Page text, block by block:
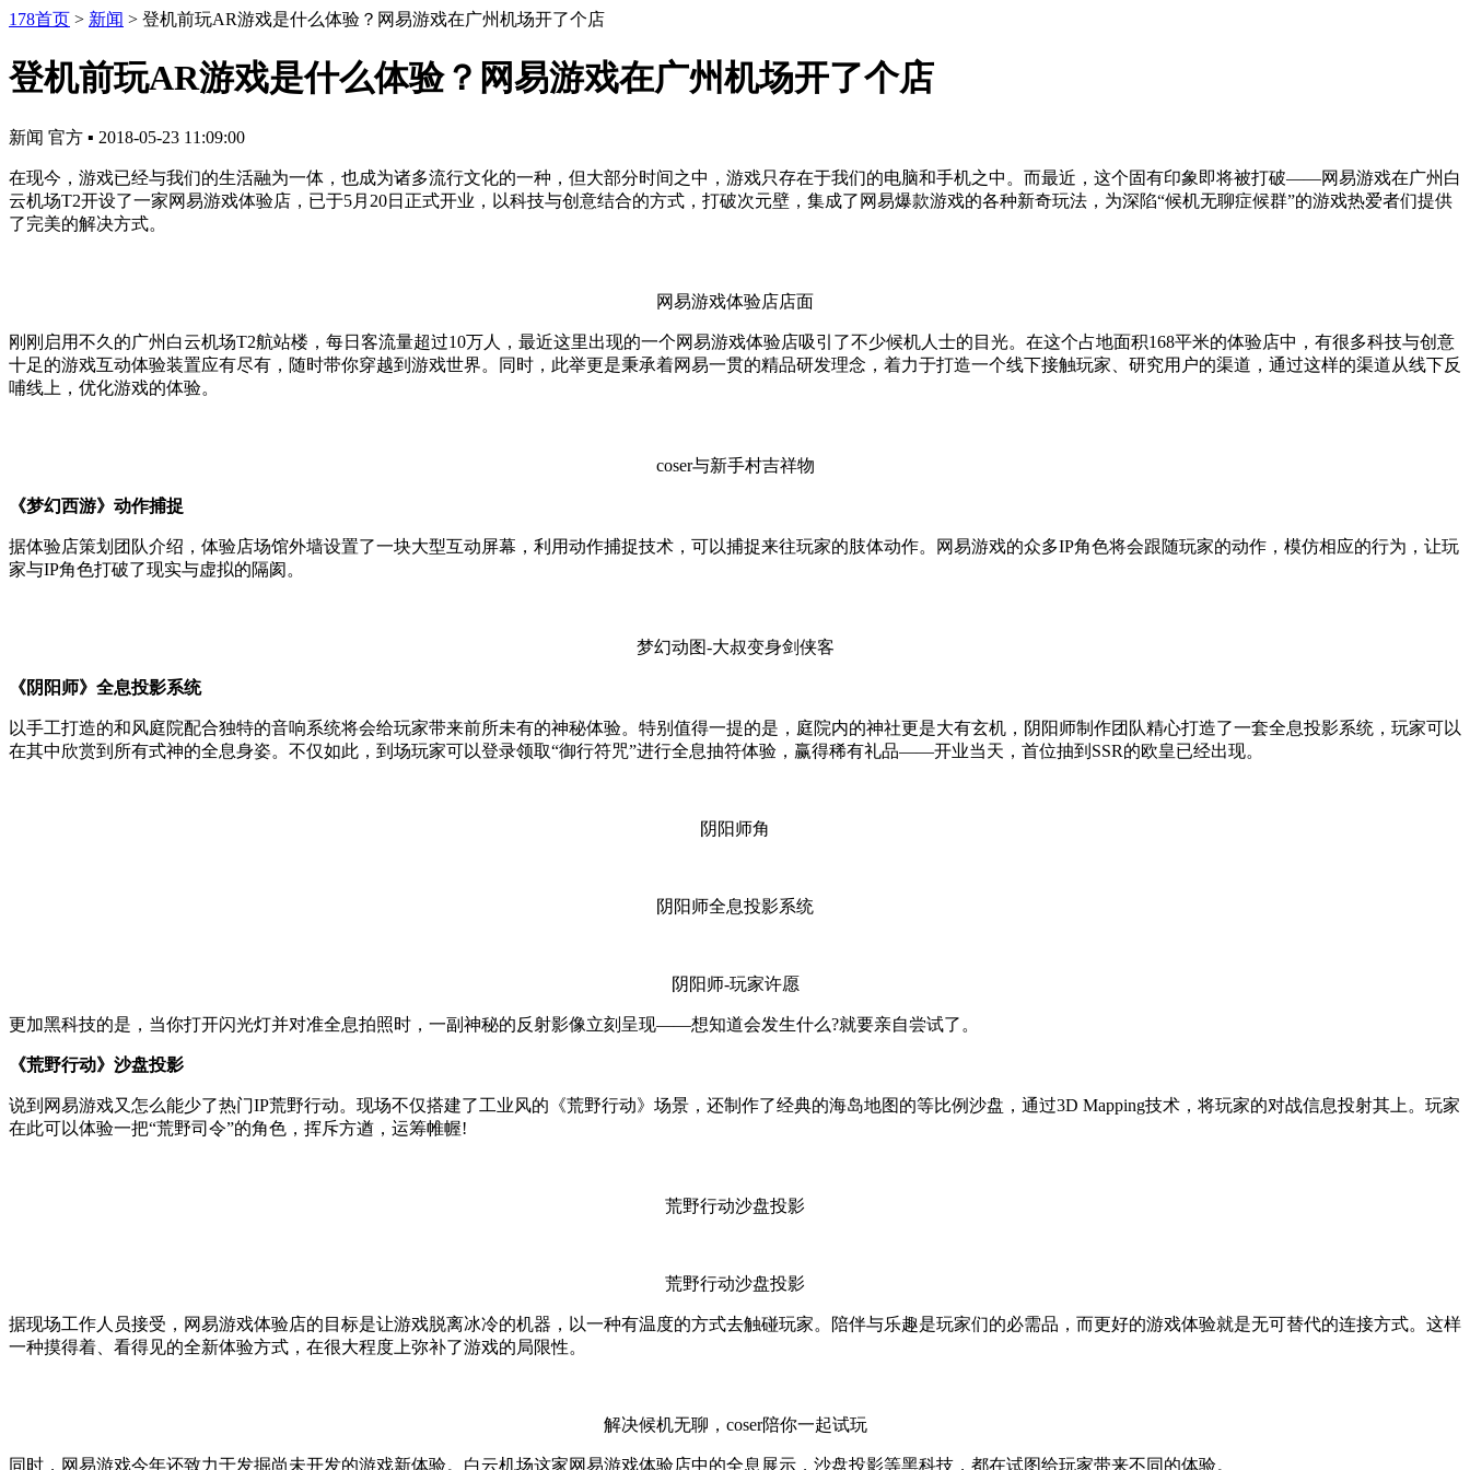
178首页 > 新闻 > 登机前玩AR游戏是什么体验？网易游戏在广州机场开了个店
登机前玩AR游戏是什么体验？网易游戏在广州机场开了个店
新闻 官方 ▪ 2018-05-23 11:09:00
在现今，游戏已经与我们的生活融为一体，也成为诸多流行文化的一种，但大部分时间之中，游戏只存在于我们的电脑和手机之中。而最近，这个固有印象即将被打破——网易游戏在广州白
云机场T2开设了一家网易游戏体验店，已于5月20日正式开业，以科技与创意结合的方式，打破次元壁，集成了网易爆款游戏的各种新奇玩法，为深陷“候机无聊症候群”的游戏热爱者们提供
了完美的解决方式。
网易游戏体验店店面
刚刚启用不久的广州白云机场T2航站楼，每日客流量超过10万人，最近这里出现的一个网易游戏体验店吸引了不少候机人士的目光。在这个占地面积168平米的体验店中，有很多科技与创意
十足的游戏互动体验装置应有尽有，随时带你穿越到游戏世界。同时，此举更是秉承着网易一贯的精品研发理念，着力于打造一个线下接触玩家、研究用户的渠道，通过这样的渠道从线下反
哺线上，优化游戏的体验。
coser与新手村吉祥物
《梦幻西游》动作捕捉
据体验店策划团队介绍，体验店场馆外墙设置了一块大型互动屏幕，利用动作捕捉技术，可以捕捉来往玩家的肢体动作。网易游戏的众多IP角色将会跟随玩家的动作，模仿相应的行为，让玩
家与IP角色打破了现实与虚拟的隔阂。
梦幻动图-大叔变身剑侠客
《阴阳师》全息投影系统
以手工打造的和风庭院配合独特的音响系统将会给玩家带来前所未有的神秘体验。特别值得一提的是，庭院内的神社更是大有玄机，阴阳师制作团队精心打造了一套全息投影系统，玩家可以
在其中欣赏到所有式神的全息身姿。不仅如此，到场玩家可以登录领取“御行符咒”进行全息抽符体验，赢得稀有礼品——开业当天，首位抽到SSR的欧皇已经出现。
阴阳师角
阴阳师全息投影系统
阴阳师-玩家许愿
更加黑科技的是，当你打开闪光灯并对准全息拍照时，一副神秘的反射影像立刻呈现——想知道会发生什么?就要亲自尝试了。
《荒野行动》沙盘投影
说到网易游戏又怎么能少了热门IP荒野行动。现场不仅搭建了工业风的《荒野行动》场景，还制作了经典的海岛地图的等比例沙盘，通过3D Mapping技术，将玩家的对战信息投射其上。玩家
在此可以体验一把“荒野司令”的角色，挥斥方遒，运筹帷幄!
荒野行动沙盘投影
荒野行动沙盘投影
据现场工作人员接受，网易游戏体验店的目标是让游戏脱离冰冷的机器，以一种有温度的方式去触碰玩家。陪伴与乐趣是玩家们的必需品，而更好的游戏体验就是无可替代的连接方式。这样
一种摸得着、看得见的全新体验方式，在很大程度上弥补了游戏的局限性。
解决候机无聊，coser陪你一起试玩
同时，网易游戏今年还致力于发掘尚未开发的游戏新体验。白云机场这家网易游戏体验店中的全息展示，沙盘投影等黑科技，都在试图给玩家带来不同的体验。